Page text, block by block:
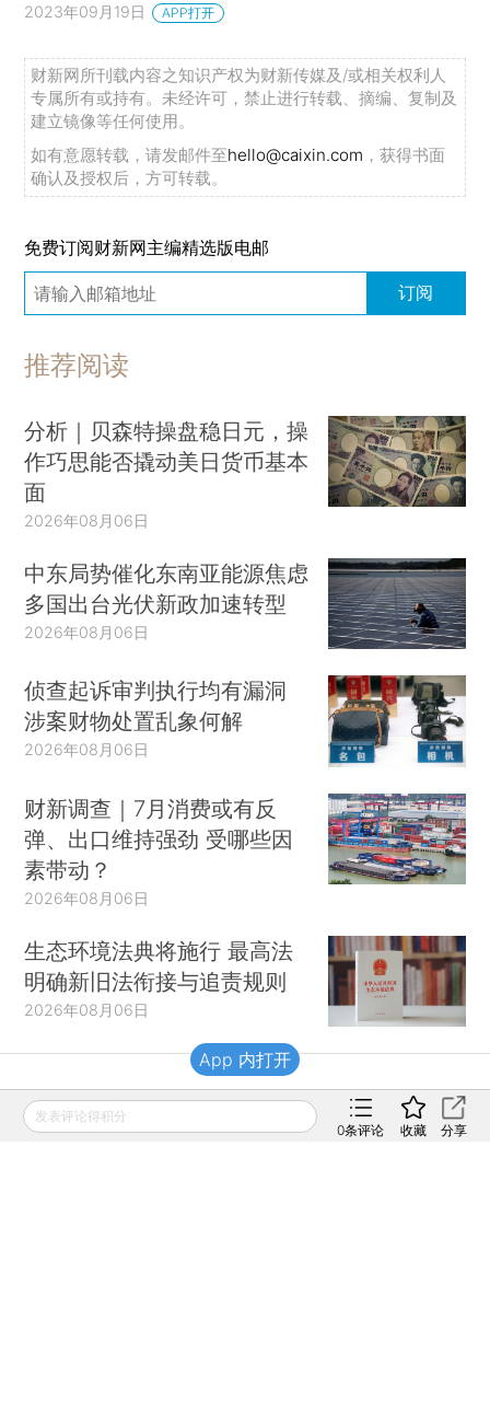
2023年09月19日 APP打开
财新网所刊载内容之知识产权为财新传媒及/或相关权利人
专属所有或持有。未经许可，禁止进行转载、摘编、复制及
建立镜像等任何使用。
如有意愿转载，请发邮件至hello@caixin.com ，获得书面
确认及授权后，方可转载。
免费订阅财新网主编精选版电邮
订阅
推荐阅读
分析｜贝森特操盘稳日元，操
作巧思能否撬动美日货币基本
面
2026年08月06日
中东局势催化东南亚能源焦虑
多国出台光伏新政加速转型
2026年08月06日
侦查起诉审判执行均有漏洞
涉案财物处置乱象何解
2026年08月06日
财新调查｜7月消费或有反
弹、出口维持强劲 受哪些因
素带动？
2026年08月06日
生态环境法典将施行 最高法
明确新旧法衔接与追责规则
2026年08月06日
财新移动
发表评论得积分
0条评论 收藏 分享
App 内打开